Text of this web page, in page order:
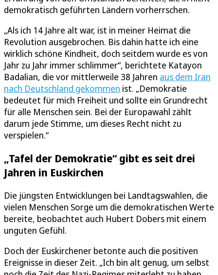
demokratisch geführten Ländern vorherrschen.
„Als ich 14 Jahre alt war, ist in meiner Heimat die
Revolution ausgebrochen. Bis dahin hatte ich eine
wirklich schöne Kindheit, doch seitdem wurde es von
Jahr zu Jahr immer schlimmer“, berichtete Katayon
Badalian, die vor mittlerweile 38 Jahren aus dem Iran
nach Deutschland gekommen ist. „Demokratie
bedeutet für mich Freiheit und sollte ein Grundrecht
für alle Menschen sein. Bei der Europawahl zählt
darum jede Stimme, um dieses Recht nicht zu
verspielen.“
„Tafel der Demokratie“ gibt es seit drei
Jahren in Euskirchen
Die jüngsten Entwicklungen bei Landtagswahlen, die
vielen Menschen Sorge um die demokratischen Werte
bereite, beobachtet auch Hubert Dobers mit einem
unguten Gefühl.
Doch der Euskirchener betonte auch die positiven
Ereignisse in dieser Zeit. „Ich bin alt genug, um selbst